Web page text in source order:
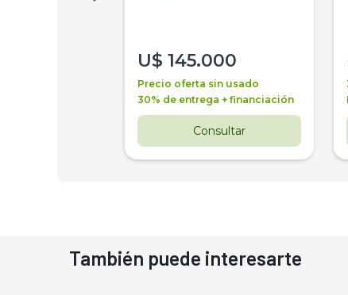
U$ 145.000
Precio oferta sin usado
30% de entrega + financiación
Consultar
También puede interesarte